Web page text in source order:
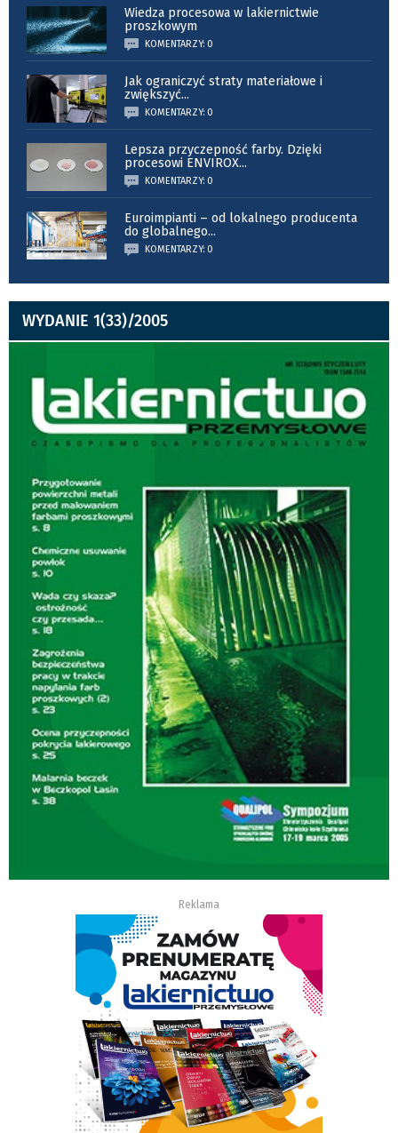
Wiedza procesowa w lakiernictwie
proszkowym
KOMENTARZY: 0
Jak ograniczyć straty materiałowe i
zwiększyć...
KOMENTARZY: 0
Lepsza przyczepność farby. Dzięki
procesowi ENVIROX...
KOMENTARZY: 0
Euroimpianti – od lokalnego producenta
do globalnego...
KOMENTARZY: 0
WYDANIE 1(33)/2005
Reklama